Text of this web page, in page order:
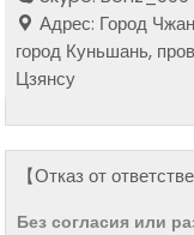
Адрес: Город
город Куньшань,
Цзянсу
【Отказ от
Без согласия или